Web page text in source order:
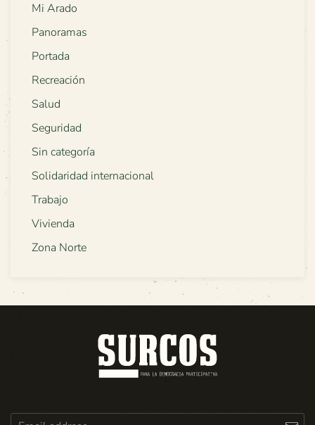
Mi Arado
Panoramas
Portada
Recreación
Salud
Seguridad
Sin categoría
Solidaridad internacional
Trabajo
Vivienda
Zona Norte